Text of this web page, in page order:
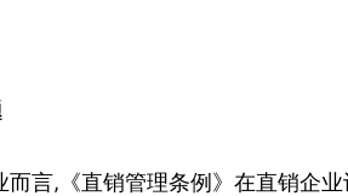
言,《直销管理条例》在直销企